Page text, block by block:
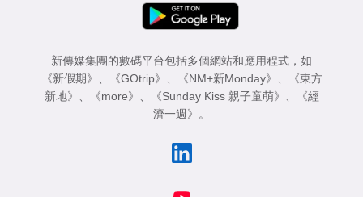
新傳媒集團的數碼平台包括多個網站和應用程式，如
《新假期》
《GOtrip》 《NM+新Monday》
《東方
新地》
《more》 《Sunday Kiss 親子童萌》
《經
濟一週》
。